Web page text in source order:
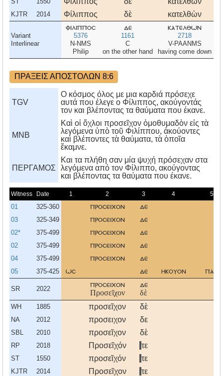
KJTR 2014 Φίλιππος δὲ κατελθὼν
Variant
Interlinear
φιλιπποσ
5376
N-NMS
Philip
δε
1161
C
on the other hand
κατελθων
2718
V-PAANMS
having come down
ΠΡΑΞΕΙΣ ΑΠΟΣΤΟΛΩΝ 8:6
TGV
Ο κόσμος όλος με μια καρδιά πρόσεχε
αυτά που έλεγε ο Φίλιππος, ακούγοντάς
τον και βλέποντας τα θαύματα που έκανε.
MNB
Καὶ οἱ ὄχλοι προσεῖχον ὁμοθυμαδὸν εἰς τὰ
λεγόμενα ὑπὸ τοῦ Φιλίππου, ἀκούοντες
καὶ βλέποντες τὰ θαύματα, τὰ ὁποῖα
ἔκαμνε.
ΠΕΡΓΑΜΟΣ
Kαι τα πλήθη σαν μία ψυχή πρόσεχαν στα
λεγόμενα από τον Φίλιππο, ακούγοντας
και βλέποντας τα θαύματα που έκανε.
Witness Date 1 2 3 4 5
01 325-360 προσειχον δε
03 325-349 προσειχον δε
02* 375-499 προσειχον δε
02 375-499 προσειχον δε
04 375-499 προσειχον δε
05 375-425 ωσ δε ηκουον παν
SR 2022
προσειχον
Προσεῖχον
δε
δὲ
WH 1885 προσεῖχον δὲ
NA 2012 προσειχον δε
SBL 2010 προσεῖχον δὲ
RP 2018 Προσεῖχόν τε
ST 1550 προσεῖχόν τε
KJTR 2014 Προσεῖχον τε